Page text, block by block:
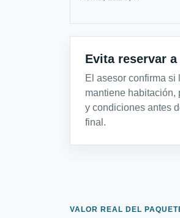
Evita reservar
El asesor confirma si
mantiene habitación,
y condiciones antes
final.
VALOR REAL DEL